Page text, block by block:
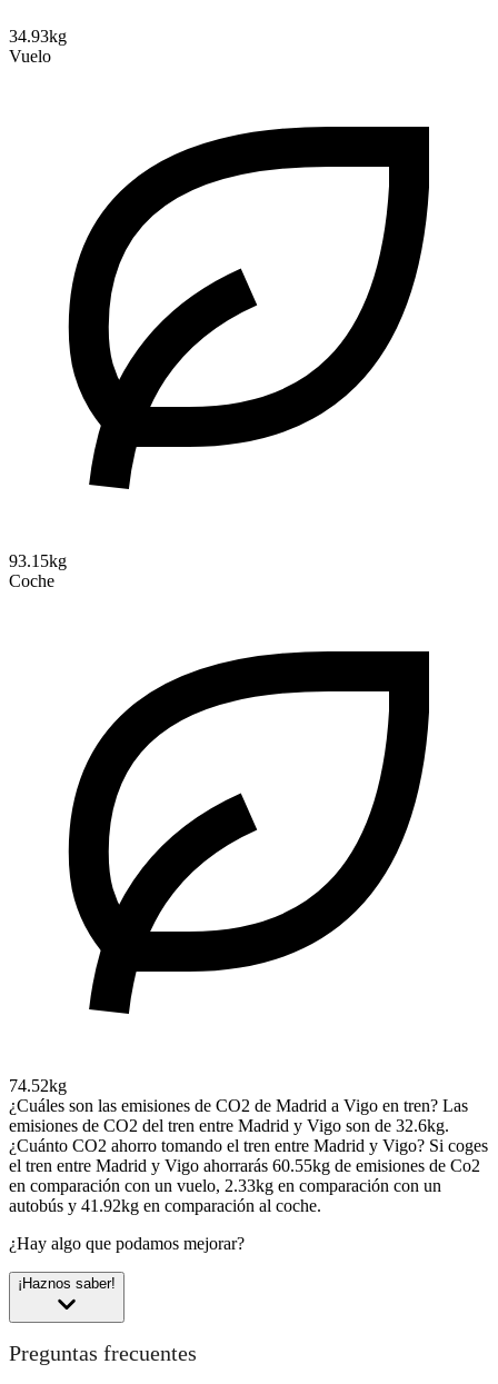
34.93kg
Vuelo
93.15kg
Coche
74.52kg
¿Cuáles son las emisiones de CO2 de Madrid a Vigo en tren? Las
emisiones de CO2 del tren entre Madrid y Vigo son de 32.6kg.
¿Cuánto CO2 ahorro tomando el tren entre Madrid y Vigo? Si coges
el tren entre Madrid y Vigo ahorrarás 60.55kg de emisiones de Co2
en comparación con un vuelo, 2.33kg en comparación con un
autobús y 41.92kg en comparación al coche.
¿Hay algo que podamos mejorar?
¡Haznos saber!
Preguntas frecuentes